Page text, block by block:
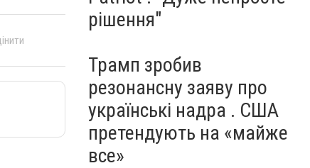
рішення"
Трамп зробив
резонансну заяву про
українські надра . США
претендують на «майже
все»